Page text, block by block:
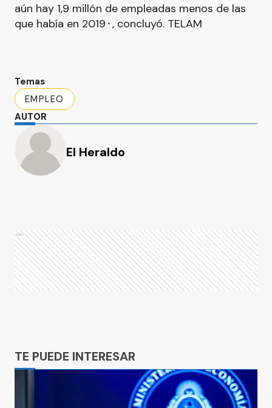
aún hay 1,9 millón de empleadas menos de las
que había en 2019⬝, concluyó. TELAM
Temas
EMPLEO
AUTOR
El Heraldo
Ads
TE PUEDE INTERESAR